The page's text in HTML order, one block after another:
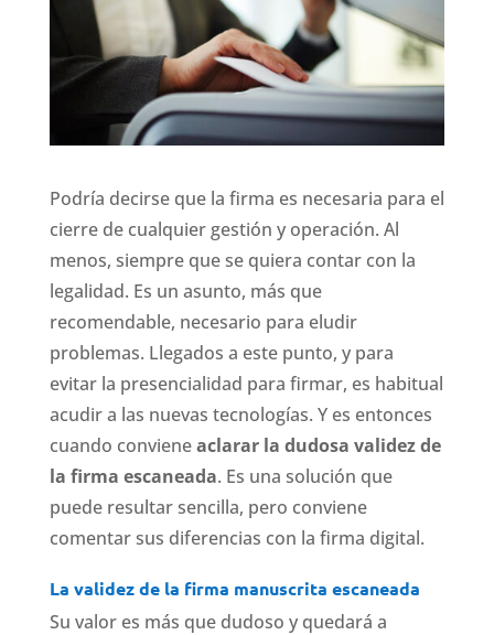
Podría decirse que la firma es necesaria para el
cierre de cualquier gestión y operación. Al
menos, siempre que se quiera contar con la
legalidad. Es un asunto, más que
recomendable, necesario para eludir
problemas. Llegados a este punto, y para
evitar la presencialidad para firmar, es habitual
acudir a las nuevas tecnologías. Y es entonces
cuando convieneaclarar la dudosa validez de
la firma escaneada. Es una solución que
puede resultar sencilla, pero conviene
comentar sus diferencias con la firma digital.
La validez de la firma manuscrita escaneada
Su valor es más que dudoso y quedará a